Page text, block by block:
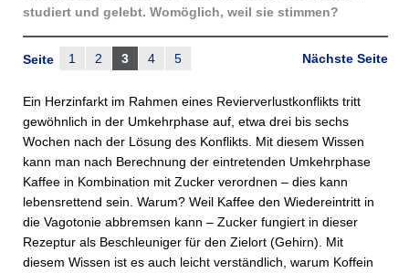
studiert und gelebt. Womöglich, weil sie stimmen?
Nächste Seite
Seite 1 2 3 4 5
Ein Herzinfarkt im Rahmen eines Revierverlustkonflikts tritt
gewöhnlich in der Umkehrphase auf, etwa drei bis sechs
Wochen nach der Lösung des Konflikts. Mit diesem Wissen
kann man nach Berechnung der eintretenden Umkehrphase
Kaffee in Kombination mit Zucker verordnen – dies kann
lebensrettend sein. Warum? Weil Kaffee den Wiedereintritt in
die Vagotonie abbremsen kann – Zucker fungiert in dieser
Rezeptur als Beschleuniger für den Zielort (Gehirn). Mit
diesem Wissen ist es auch leicht verständlich, warum Koffein